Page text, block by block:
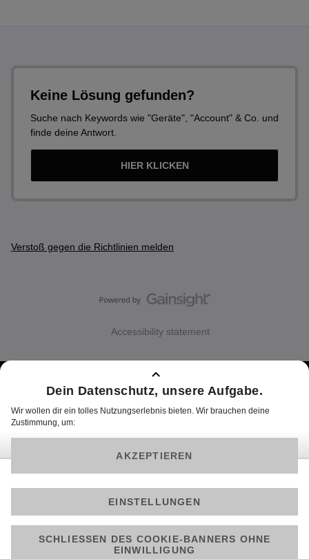
Keine Lösung gefunden?
Suche nach Keywords wie "Geräte", "Account" & Co. und
finde deine Antwort.
HIER KLICKEN
Verstoß gegen die Richtlinien melden
Accessibility statement
Impressum
Allgemeine Nutzungsbedingungen
Barrierefreiheit